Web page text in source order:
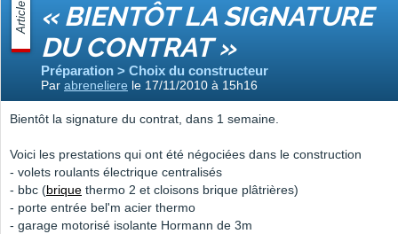
Article « BIENTÔT LA SIGNATURE
DU CONTRAT »
Préparation > Choix du constructeur
Par abreneliere le 17/11/2010 à 15h16
Bientôt la signature du contrat, dans 1 semaine.
Voici les prestations qui ont été négociées dans le construction
- volets roulants électrique centralisés
- bbc (brique thermo 2 et cloisons brique plâtrières)
- porte entrée bel'm acier thermo
- garage motorisé isolante Hormann de 3m